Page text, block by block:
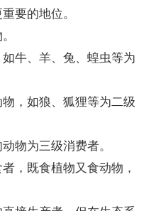
要的地位。
牛、羊、兔、蝗虫等为
，如狼、狐狸等为二级
为三级消费者。
既食植物又食动物，